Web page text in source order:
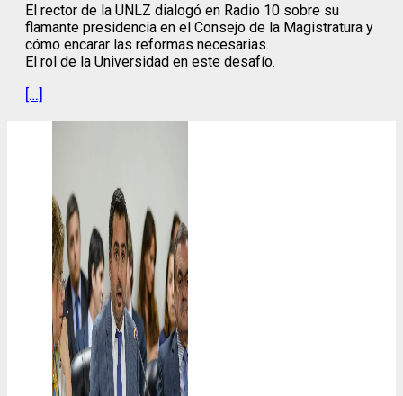
El rector de la UNLZ dialogó en Radio 10 sobre su
flamante presidencia en el Consejo de la Magistratura y
cómo encarar las reformas necesarias.
El rol de la Universidad en este desafío.
[…]